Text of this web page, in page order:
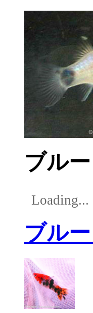
ブル
Loading...
ブル